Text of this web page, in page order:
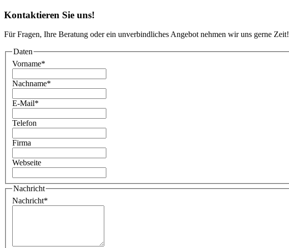
Kontaktieren Sie uns!
Für Fragen, Ihre Beratung oder ein unverbindliches Angebot nehmen wir uns gerne Zeit!
Daten
Vorname*
Nachname*
E-Mail*
Telefon
Firma
Webseite
Nachricht
Nachricht*